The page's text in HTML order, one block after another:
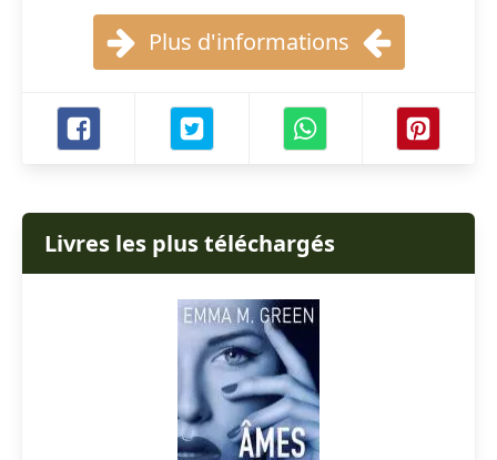
Plus d'informations
Livres les plus téléchargés